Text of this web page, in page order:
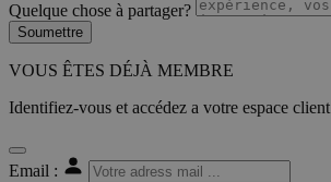
Quelque chose à partager?
Soumettre
VOUS ÊTES DÉJÀ MEMBRE
Identifiez-vous et accédez a votre espace client
Email :